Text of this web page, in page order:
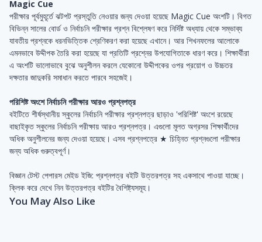
Magic Cue
পরীক্ষার পূর্বমুহূর্তে ঝটপট প্রস্তুতি নেওয়ার জন্য দেওয়া হয়েছে Magic Cue অংশটি। বিগত
বিভিন্ন সালের বোর্ড ও নির্বাচনি পরীক্ষার প্রশ্ন বিশ্লেষণ করে নির্দিষ্ট অধ্যায় থেকে সম্ভাব্য
যাবতীয় প্রশ্নকে ধরনভিত্তিক শ্রেণিকরণ করা হয়েছে এখানে। আর শিখনফলের আলোকে
এমনভাবে উদ্দীপক তৈরি করা হয়েছে যা প্রতিটি প্রশ্নের উপযোগিতাকে ধারণ করে। শিক্ষার্থীরা
এ অংশটি ভালোভাবে বুঝে অনুশীলন করলে যেকোনো উদ্দীপকের ওপর প্রয়োগ ও উচ্চতর
দক্ষতার জাদুকরি সমাধান করতে পারবে সহজেই।
পরিশিষ্ট অংশে নির্বাচনি পরীক্ষার আরও প্রশ্নপত্র
বইটিতে শীর্ষস্থানীয় স্কুলের নির্বাচনি পরীক্ষার প্রশ্নপত্র ছাড়াও 'পরিশিষ্ট' অংশে রয়েছে
বাছাইকৃত স্কুলের নির্বাচনি পরীক্ষায় আরও প্রশ্নপত্র। এগুলো মূলত অগ্রসর শিক্ষার্থীদের
অধিক অনুশীলনের জন্য দেওয়া হয়েছে। এসব প্রশ্নপত্রে ★ চিহ্নিত প্রশ্নগুলো পরীক্ষার
জন্য অধিক গুরুত্বপূর্ণ।
বিজ্ঞান টেস্ট পেপারস মেইড ইজি: প্রশ্নপত্র বইটি উত্তরপত্র সহ একসাথে পাওয়া যাচ্ছে।
ক্লিক করে দেখে নিন উত্তরপত্র বইটির বৈশিষ্ট্যসমূহ।
You May Also Like